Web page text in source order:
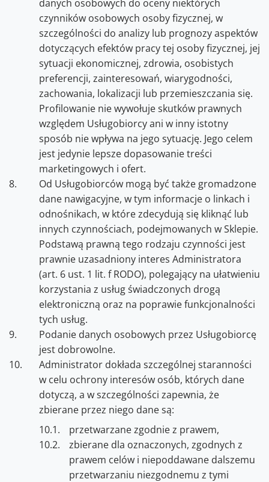
danych osobowych do oceny niektórych
czynników osobowych osoby fizycznej, w
szczególności do analizy lub prognozy aspektów
dotyczących efektów pracy tej osoby fizycznej, jej
sytuacji ekonomicznej, zdrowia, osobistych
preferencji, zainteresowań, wiarygodności,
zachowania, lokalizacji lub przemieszczania się.
Profilowanie nie wywołuje skutków prawnych
względem Usługobiorcy ani w inny istotny
sposób nie wpływa na jego sytuację. Jego celem
jest jedynie lepsze dopasowanie treści
marketingowych i ofert.
Od Usługobiorców mogą być także gromadzone
dane nawigacyjne, w tym informacje o linkach i
odnośnikach, w które zdecydują się kliknąć lub
innych czynnościach, podejmowanych w Sklepie.
Podstawą prawną tego rodzaju czynności jest
prawnie uzasadniony interes Administratora
(art. 6 ust. 1 lit. f RODO), polegający na ułatwieniu
korzystania z usług świadczonych drogą
elektroniczną oraz na poprawie funkcjonalności
tych usług.
Podanie danych osobowych przez Usługobiorcę
jest dobrowolne.
Administrator dokłada szczególnej staranności
w celu ochrony interesów osób, których dane
dotyczą, a w szczególności zapewnia, że
zbierane przez niego dane są:
przetwarzane zgodnie z prawem,
zbierane dla oznaczonych, zgodnych z
prawem celów i niepoddawane dalszemu
przetwarzaniu niezgodnemu z tymi